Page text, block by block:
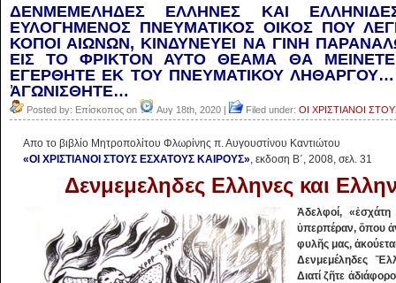
ΔΕΝΜΕΜΕΛΗΔΕΣ ΕΛΛΗΝΕΣ ΚΑΙ
ΕΥΛΟΓΗΜΕΝΟΣ ΠΝΕΥΜΑΤΙΚΟΣ ΟΙΚΟΣ ΠΟΥ
ΚΟΠΟΙ ΑΙΩΝΩΝ, ΚΙΝΔΥΝΕΥΕΙ ΝΑ ΓΙΝΗ
ΕΙΣ ΤΟ ΦΡΙΚΤΟΝ ΑΥΤΟ ΘΕΑΜΑ ΘΑ
ΕΓΕΡΘΗΤΕ ΕΚ ΤΟΥ ΠΝΕΥΜΑΤΙΚΟΥ
ἈΓΩΝΙΣΘΗΤΕ…
Posted by: Επίσκοπος on Αυγ 18th, 2020 | Filed under: ΟΙ ΧΡΙΣΤΙΑΝΟΙ
Aπο το βιβλίο Μητροπολίτου Φλωρίνης π. Αυγουστίνου Καντιώτου
«ΟΙ ΧΡΙΣΤΙΑΝΟΙ ΣΤΟΥΣ ΕΣΧΑΤΟΥΣ ΚΑΙΡΟΥΣ», εκδοση Β΄, 2008, σελ. 31
Δενμεμεληδες Ελληνες και
Ἀδελφοί,
ὑπερπέραν, ὅπου
φυλῆς μας,
Δενμεμέληδες
Διατί ζῆτε